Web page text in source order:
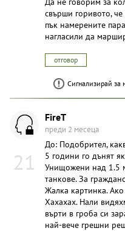
свърши горивото,
пък намерените
нагласили да
отговор
Сигнализирай за
21
FireT
преди 2 месеца
До: Подобрител,
5 години го дънят
Унищожени над 1.5
танкове. За
Жалка картинка.
Хахахах. Нали
върти в гроба си
най-вече грешни